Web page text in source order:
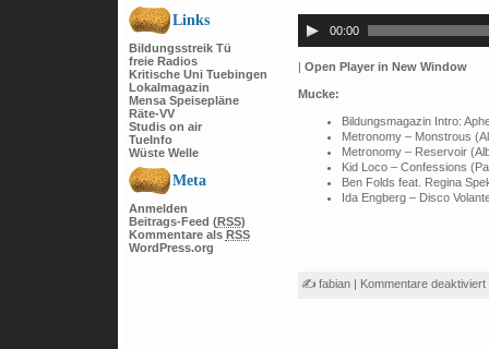
Links
Bildungsstreik Tü
freie Radios
Kritische Uni Tuebingen
Lokalmagazin
Mensa Speisepläne
Räte-VV
Studis on air
TueInfo
Wüste Welle
Meta
Anmelden
Beitrags-Feed (RSS)
Kommentare als RSS
WordPress.org
00:00
| Open Player in New Window
Mucke:
Bildungsmagazin Intro:
Metronomy – Monstrous
Metronomy – Reservoir
Kid Loco – Confessions
Ben Folds feat. Regina
Ida Engberg – Disco
✍ fabian | Kommentare deaktiviert